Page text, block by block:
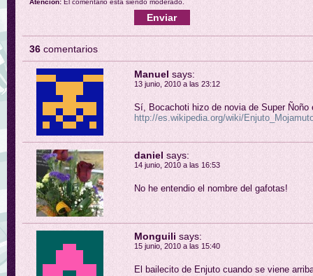
Atención: El comentario esta siendo moderado.
36 comentarios
Manuel says:
13 junio, 2010 a las 23:12
Sí, Bocachoti hizo de novia de Super Ñoño
http://es.wikipedia.org/wiki/
daniel says:
14 junio, 2010 a las 16:53
No he entendio el nombre del gafotas!
Monguili says:
15 junio, 2010 a las 15:40
El bailecito de Enjuto cuando se viene